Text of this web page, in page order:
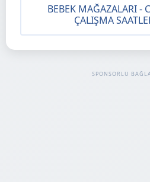
BEBEK MAĞAZALARI -
ÇALIŞMA
SPONSORLU